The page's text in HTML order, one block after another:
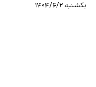
یکشنبه ۱۴۰۴/۶/۲